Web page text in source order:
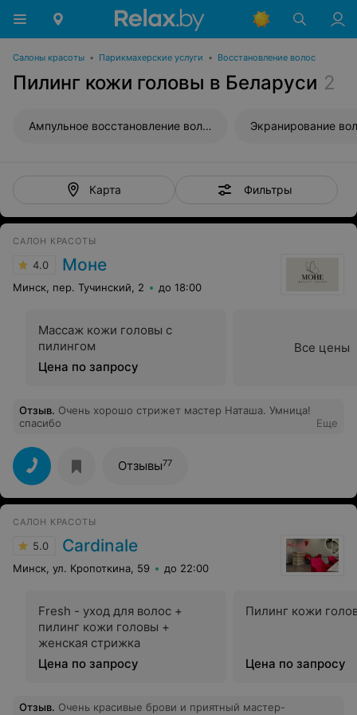
Салоны красоты • Парикмахерские услуги • Восстановление волос
Пилинг кожи головы в Беларуси 2
Ампульное восстановление волос Экранирование
Карта Фильтры
САЛОН КРАСОТЫ
4.0 Моне
Минск, пер. Тучинский, 2 до 18:00
Массаж кожи головы с
пилингом
Цена по запросу
Все цены
Отзыв. Очень хорошо стрижет мастер Наташа. Умница!
спасибо
Еще
Отзывы77
САЛОН КРАСОТЫ
5.0 Cardinale
Минск, ул. Кропоткина, 59 до 22:00
Fresh - уход для волос +
пилинг кожи головы +
женская стрижка
Цена по запросу
Пилинг кожи
Цена по запросу
Отзыв. Очень красивые брови и приятный мастер-